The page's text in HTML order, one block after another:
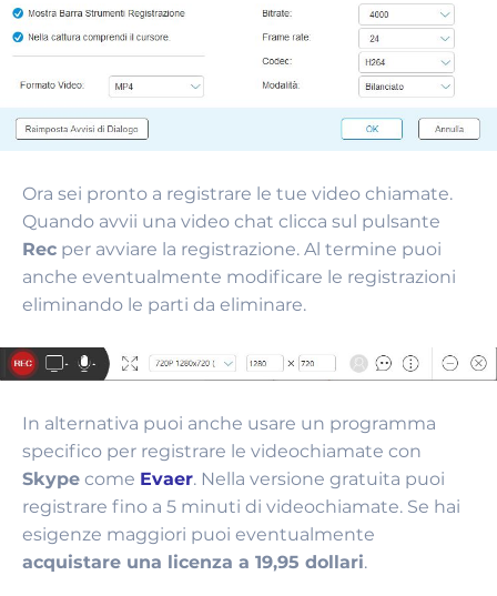
Ora sei pronto a registrare le tue video chiamate.
Quando avvii una video chat clicca sul pulsante
Rec per avviare la registrazione. Al termine puoi
anche eventualmente modificare le registrazioni
eliminando le parti da eliminare.
In alternativa puoi anche usare un programma
specifico per registrare le videochiamate con
Skype come Evaer. Nella versione gratuita puoi
registrare fino a 5 minuti di videochiamate. Se hai
esigenze maggiori puoi eventualmente
acquistare una licenza a 19,95 dollari.